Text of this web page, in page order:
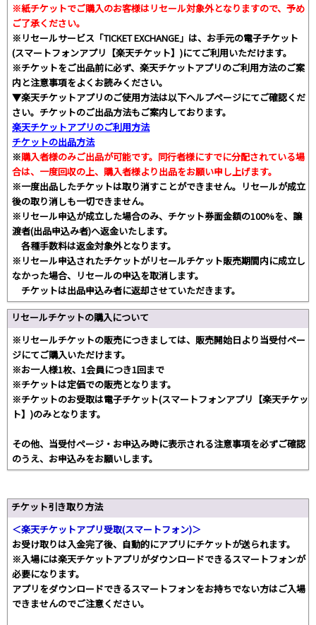
※紙チケットでご購入のお客様はリセール対象外となりますので、予め
ご了承ください。
※リセールサービス「TICKET EXCHANGE」は、お手元の電子チケット
(スマートフォンアプリ【楽天チケット】)にてご利用いただけます。
※チケットをご出品前に必ず、楽天チケットアプリのご利用方法のご案
内と注意事項をよくお読みください。
▼楽天チケットアプリのご使用方法は以下ヘルプページにてご確認くだ
さい。チケットのご出品方法もご案内しております。
楽天チケットアプリのご利用方法
チケットの出品方法
※購入者様のみご出品が可能です。同行者様にすでに分配されている場
合は、一度回収の上、購入者様より出品をお願い申し上げます。
※一度出品したチケットは取り消すことができません。リセールが成立
後の取り消しも一切できません。
※リセール申込が成立した場合のみ、チケット券面金額の100%を、譲
渡者(出品申込み者)へ返金いたします。
各種手数料は返金対象外となります。
※リセール申込されたチケットがリセールチケット販売期間内に成立し
なかった場合、リセールの申込を取消します。
チケットは出品申込み者に返却させていただきます。
リセールチケットの購入について
※リセールチケットの販売につきましては、販売開始日より当受付ペー
ジにてご購入いただけます。
※お一人様1枚、1会員につき1回まで
※チケットは定価での販売となります。
※チケットのお受取は電子チケット(スマートフォンアプリ【楽天チケッ
ト】)のみとなります。
その他、当受付ページ・お申込み時に表示される注意事項を必ずご確認
のうえ、お申込みをお願いします。
チケット引き取り方法
＜楽天チケットアプリ受取(スマートフォン)＞
お受け取りは入金完了後、自動的にアプリにチケットが送られます。
※入場には楽天チケットアプリがダウンロードできるスマートフォンが
必要になります。
アプリをダウンロードできるスマートフォンをお持ちでない方はご入場
できませんのでご注意ください。